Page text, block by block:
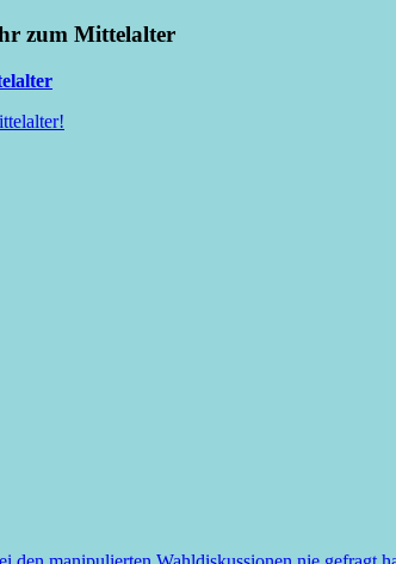
zum Mittelalter